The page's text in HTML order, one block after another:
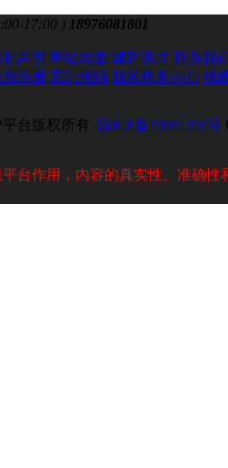
17:00 ) 18976081801
私声明 网站地图 诚聘英才 联系我
费注册 忘记密码 我的商务中心 帮
台版权所有 琼ICP备19001359号
台作用，内容的真实性、准确